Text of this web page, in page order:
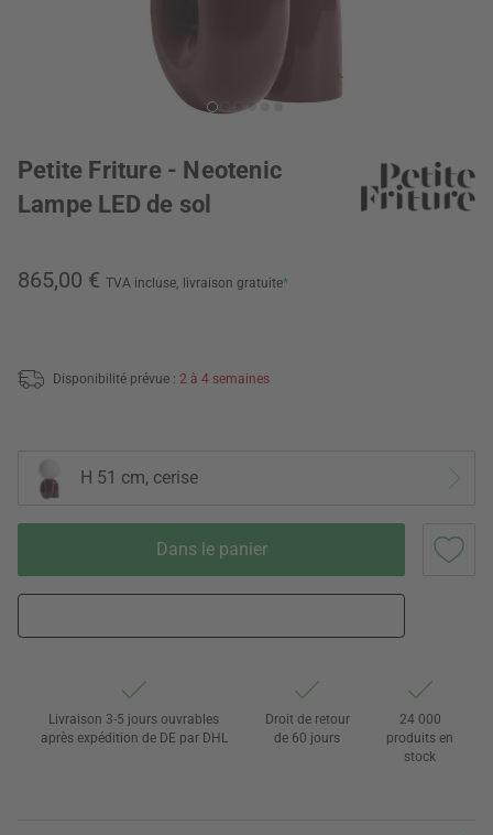
Petite Friture - Neotenic
Lampe LED de sol
865,00 € TVA incluse, livraison gratuite*
Disponibilité prévue : 2 à 4 semaines
H 51 cm, cerise
Dans le panier
Livraison 3-5 jours ouvrables
après expédition de DE par DHL
Droit de retour
de 60 jours
24 000
produits en
stock